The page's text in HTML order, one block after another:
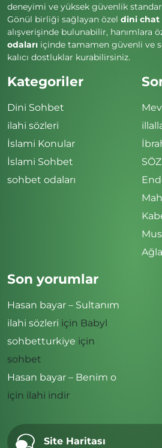
deneyimi ve yüksek güvenlik
Gönül birliği sağlayan özel dini chat
alışverişinde bulunabilir, hanımlara
odaları içinde tamamen güvenli ve
kalıcı dostluklar kurabilirsiniz.
Kategoriler
Dini Sohbet
ilahi sözleri
İslami Konular
İslami Sohbet
sohbet odaları
Son yorumlar
Hasan bayar – Sultanım
ilahi sözleri için Babyl
sohbetturkiye için
sohbet
Hasan bayar – Benim o
için ilahi indir
Site Haritası